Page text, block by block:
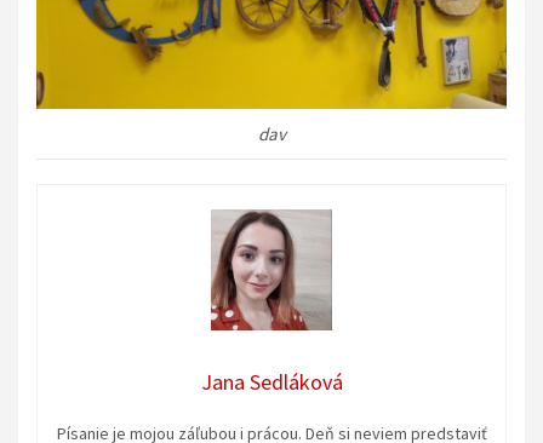
dav
Jana Sedláková
Písanie je mojou záľubou i prácou. Deň si neviem predstaviť